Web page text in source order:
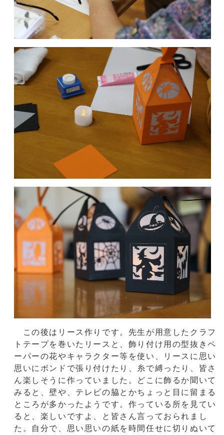
この後はリース作りです。先生が用意したクラフ
トテープを巻いたリースと、飾り付け用の型抜きペ
ーパーの花やキャラクター等を使い、リースに思い
思いにボンドで張り付けたり、糸で縛ったり、皆さ
ん楽しそうに作っていました。どこに飾るか聞いて
みると、壁や、テレビの脇とかちょっと目に留まる
ところが多かったようです。作っている所を見てい
ると、楽しいですよ、と皆さん言っておられまし
た。自分で、思い思いの紙を時間任せに切りぬいて